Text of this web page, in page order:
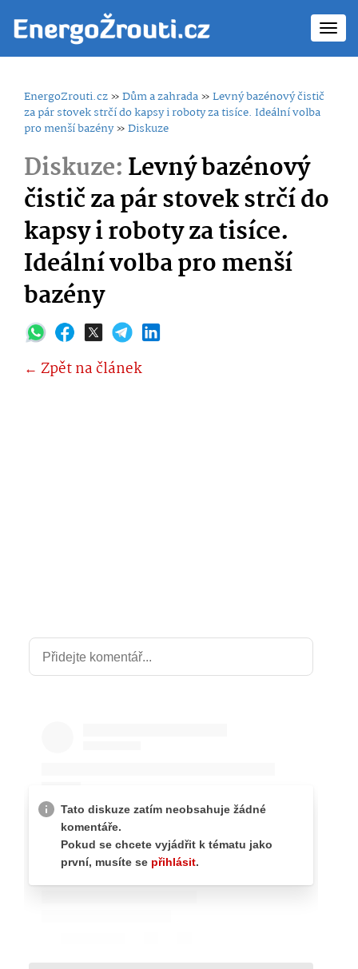
EnergoZrouti.cz»Dům a zahrada»Levný bazénový čistič
za pár stovek strčí do kapsy i roboty za tisíce. Ideální volba
pro menší bazény»Diskuze
Diskuze:Levný bazénový
čistič za pár stovek strčí do
kapsy i roboty za tisíce.
Ideální volba pro menší
bazény
← Zpět na článek